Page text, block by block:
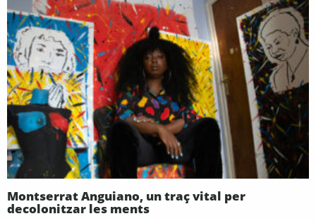
Montserrat Anguiano, un traç vital per
decolonitzar les ments